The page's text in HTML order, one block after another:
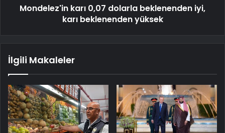
Mondelez'in karı 0,07 dolarla beklenenden iyi,
karı beklenenden yüksek
İlgili Makaleler